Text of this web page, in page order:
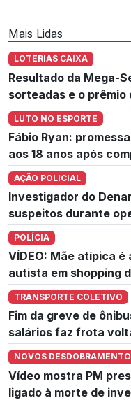
Mais Lidas
LOTERIAS CAIXA
Resultado da Mega-
sorteadas e o prêmio
LUTO NO ESPORTE
Fábio Ryan:
aos 18 anos após
AÇÃO POLICIAL
Investigador do
suspeitos durante
POLÍCIA
VÍDEO: Mãe atípica
autista em shopping
TRANSPORTE COLETIVO
Fim da greve de
salários faz frota
NOVOS
Vídeo mostra PM
ligado à morte de